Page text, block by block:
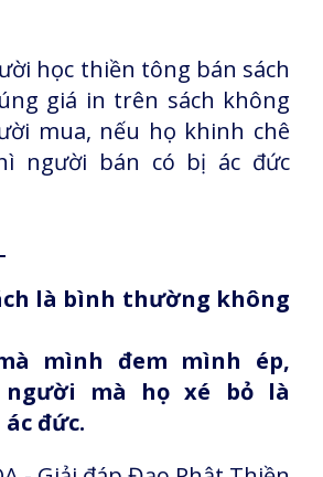
học thiền tông bán sách
giá in trên sách không
mua, nếu họ khinh chê
người bán có bị ác đức
là bình thường không
mình đem mình ép,
mà họ xé bỏ là
đức.